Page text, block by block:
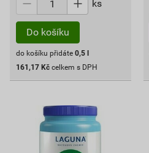
ks
Do košíku
do košíku přidáte 0,5
161,17 Kč celkem s DPH